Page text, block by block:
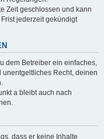
Zeit geschlossen und kann
jederzeit gekündigt
dem Betreiber ein einfaches,
Recht, deinen
a bleibt auch nach
dass er keine Inhalte